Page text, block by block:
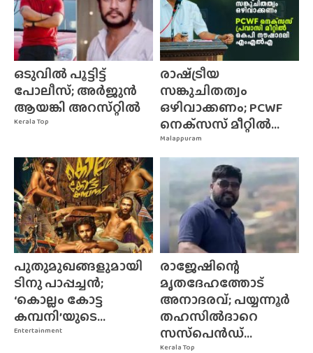
Kerala Top
ഒടുവിൽ പൂട്ടിട്ട്
പോലീസ്; അർജുൻ
ആയങ്കി അറസ്‌റ്റിൽ
Malappuram
രാഷ്‌ട്രീയ
സങ്കുചിതത്വം
ഒഴിവാക്കണം; PCWF
നെക്‌സസ്‌ മീറ്റിൽ...
Entertainment
പുതുമുഖങ്ങളുമായി
ടിനു പാപ്പച്ചൻ;
‘കൊല്ലം കോട്ട
കമ്പനി’യുടെ...
Kerala Top
രാജേഷിന്റെ
മൃതദേഹത്തോട്
അനാദരവ്; പയ്യന്നൂർ
തഹസിൽദാറെ
സസ്‌പെൻഡ്...